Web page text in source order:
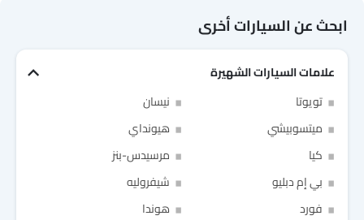
ابحث عن السيارات أخرى
علامات السيارات الشهيرة
تويوتا
نيسان
ميتسوبيشي
هيونداي
كيا
مرسيدس-بنز
بي إم دبليو
شيفروليه
فورد
هوندا
Link Your Google Account